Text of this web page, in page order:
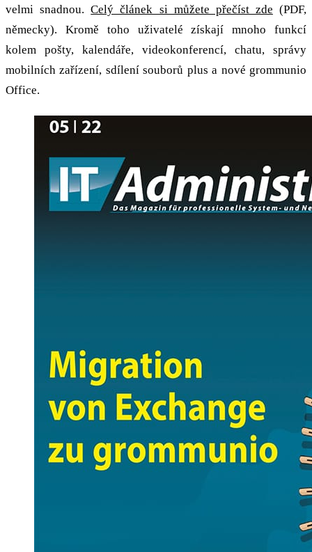
velmi snadnou.Celý článek si můžete přečíst zde (PDF,
německy). Kromě toho uživatelé získají mnoho funkcí
kolem pošty, kalendáře, videokonferencí, chatu, správy
mobilních zařízení, sdílení souborů plus a nové grommunio
Office.